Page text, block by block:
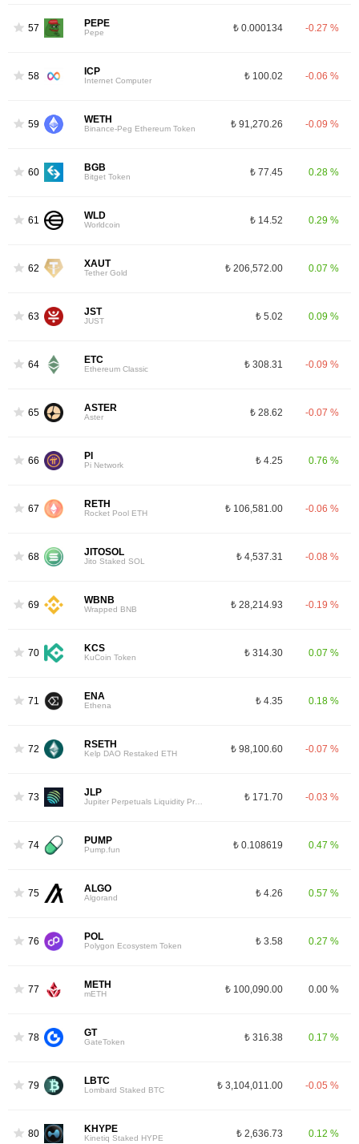
57 PEPE
Pepe ₺ 0.000134 -0.27 %
58 ICP
Internet Computer ₺ 100.02 -0.06 %
59 WETH
Binance-Peg Ethereum Token ₺ 91,270.26 -0.09 %
60 BGB
Bitget Token ₺ 77.45 0.28 %
61 WLD
Worldcoin ₺ 14.52 0.29 %
62 XAUT
Tether Gold ₺ 206,572.00 0.07 %
63 JST
JUST ₺ 5.02 0.09 %
64 ETC
Ethereum Classic ₺ 308.31 -0.09 %
65 ASTER
Aster ₺ 28.62 -0.07 %
66 PI
Pi Network ₺ 4.25 0.76 %
67 RETH
Rocket Pool ETH ₺ 106,581.00 -0.06 %
68 JITOSOL
Jito Staked SOL ₺ 4,537.31 -0.08 %
69 WBNB
Wrapped BNB ₺ 28,214.93 -0.19 %
70 KCS
KuCoin Token ₺ 314.30 0.07 %
71 ENA
Ethena ₺ 4.35 0.18 %
72 RSETH
Kelp DAO Restaked ETH ₺ 98,100.60 -0.07 %
73 JLP ₺ 171.70 -0.03 %
74 PUMP
Pump.fun ₺ 0.108619 0.47 %
75 ALGO
Algorand ₺ 4.26 0.57 %
76 POL
Polygon Ecosystem Token ₺ 3.58 0.27 %
77 METH
mETH ₺ 100,090.00 0.00 %
78 GT
GateToken ₺ 316.38 0.17 %
79 LBTC
Lombard Staked BTC ₺ 3,104,011.00 -0.05 %
80 KHYPE
Kinetiq Staked HYPE ₺ 2,636.73 0.12 %